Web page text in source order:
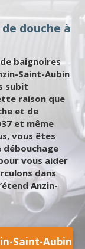
douche à
baignoires
Saint-Aubin
subit
raison que
et de
et même
vous êtes
débouchage
vous aider
dans
Anzin-
Saint-Aubin